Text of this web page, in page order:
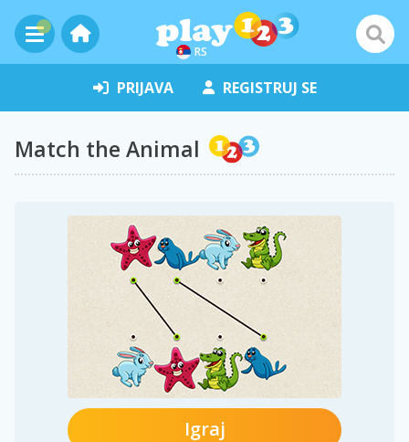
RS
PRIJAVA REGISTRUJ SE
Match the Animal
Igraj